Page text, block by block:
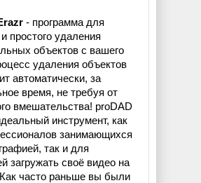
- программа для
простого удаления
объектов с вашего
удаления объектов
автоматически, за
время, не требуя от
вмешательства! proDAD
инструмент, как
занимающихся
так и для
загружать своё видео на
часто раньше вы были